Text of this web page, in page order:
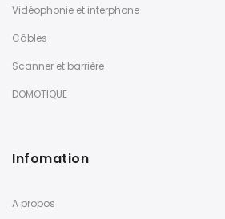
Vidéophonie et interphone
Câbles
Scanner et barrière
DOMOTIQUE
Infomation
A propos